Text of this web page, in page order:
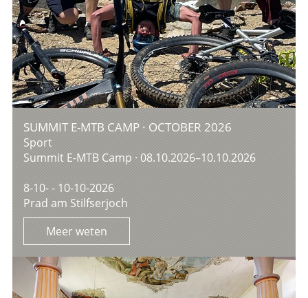
SUMMIT E-MTB CAMP · OCTOBER 2026
Sport
Summit E-MTB Camp · 08.10.2026–10.10.2026
8-10- - 10-10-2026
Prad am Stilfserjoch
Meer weten